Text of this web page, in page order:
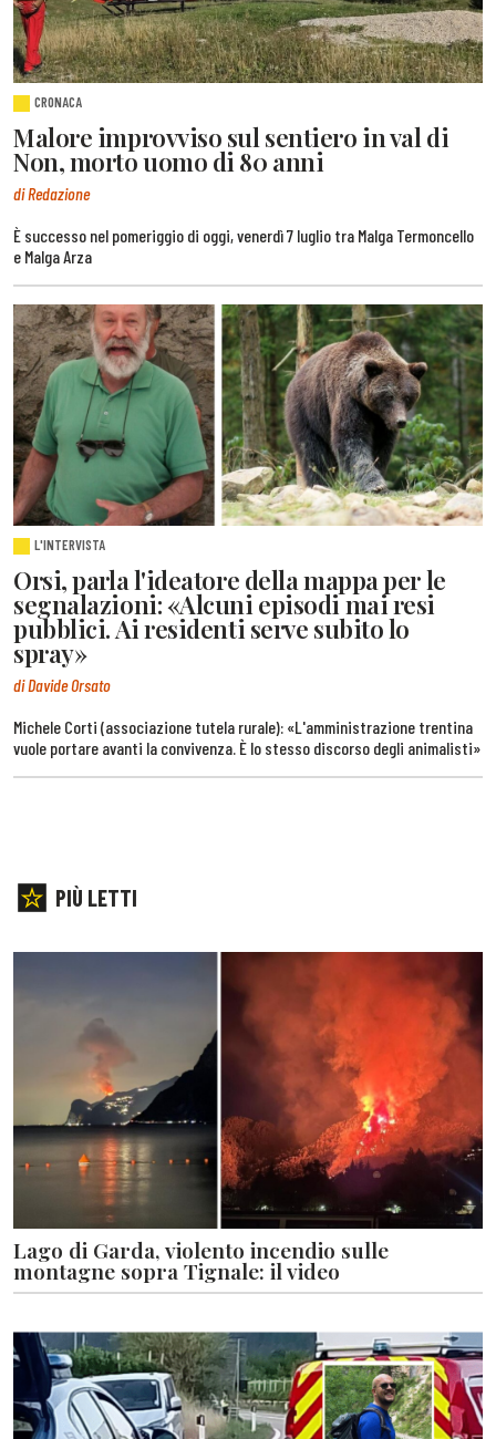
CRONACA
Malore improvviso sul sentiero in val di
Non, morto uomo di 80 anni
di Redazione
È successo nel pomeriggio di oggi, venerdì 7 luglio tra Malga Termoncello
e Malga Arza
L'INTERVISTA
Orsi, parla l'ideatore della mappa per le
segnalazioni: «Alcuni episodi mai resi
pubblici. Ai residenti serve subito lo
spray»
di Davide Orsato
Michele Corti (associazione tutela rurale): «L'amministrazione trentina
vuole portare avanti la convivenza. È lo stesso discorso degli animalisti»
PIÙ LETTI
Lago di Garda, violento incendio sulle
montagne sopra Tignale: il video